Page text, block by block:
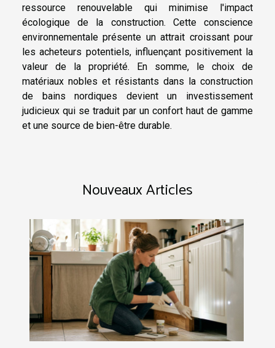
ressource renouvelable qui minimise l'impact
écologique de la construction. Cette conscience
environnementale présente un attrait croissant pour
les acheteurs potentiels, influençant positivement la
valeur de la propriété. En somme, le choix de
matériaux nobles et résistants dans la construction
de bains nordiques devient un investissement
judicieux qui se traduit par un confort haut de gamme
et une source de bien-être durable.
Nouveaux Articles